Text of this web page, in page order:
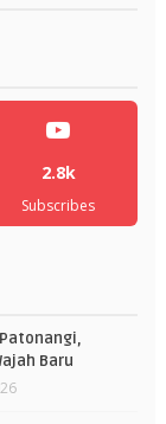
2.8k
Subscribes
Patonangi,
Baru